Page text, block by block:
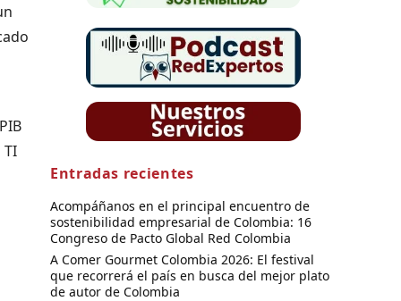
TI
Entradas recientes
Acompáñanos en el principal encuentro de
sostenibilidad empresarial de Colombia: 16
Congreso de Pacto Global Red Colombia
A Comer Gourmet Colombia 2026: El festival
que recorrerá el país en busca del mejor plato
de autor de Colombia